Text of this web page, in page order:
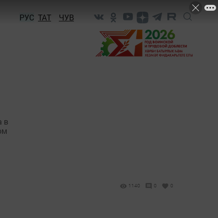
РУС ТАТ ЧУВ
в
1140 0 0